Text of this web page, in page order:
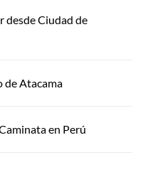
desde Ciudad de
de Atacama
en Perú